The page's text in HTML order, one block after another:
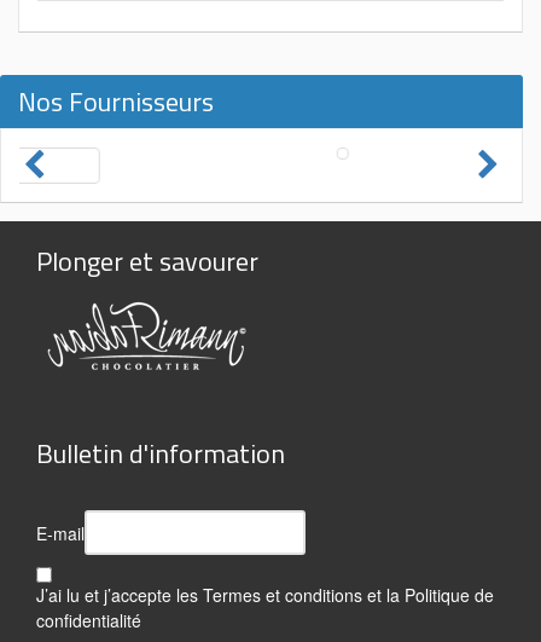
Nos Fournisseurs
Plonger et savourer
Bulletin d'information
E-mail
J’ai lu et j’accepte les Termes et conditions et la Politique de
confidentialité